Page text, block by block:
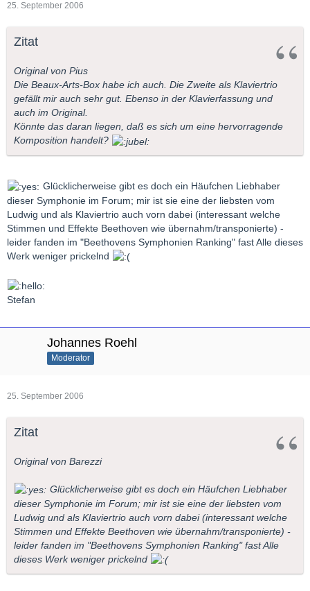
25. September 2006
Zitat
Original von Pius
Die Beaux-Arts-Box habe ich auch. Die Zweite als Klaviertrio
gefällt mir auch sehr gut. Ebenso in der Klavierfassung und
auch im Original.
Könnte das daran liegen, daß es sich um eine hervorragende
Komposition handelt?
Glücklicherweise gibt es doch ein Häufchen Liebhaber
dieser Symphonie im Forum; mir ist sie eine der liebsten vom
Ludwig und als Klaviertrio auch vorn dabei (interessant welche
Stimmen und Effekte Beethoven wie übernahm/transponierte) -
leider fanden im "Beethovens Symphonien Ranking" fast Alle dieses
Werk weniger prickelnd
Stefan
Johannes Roehl
Moderator
25. September 2006
Zitat
Original von Barezzi
Glücklicherweise gibt es doch ein Häufchen Liebhaber
dieser Symphonie im Forum; mir ist sie eine der liebsten vom
Ludwig und als Klaviertrio auch vorn dabei (interessant welche
Stimmen und Effekte Beethoven wie übernahm/transponierte) -
leider fanden im "Beethovens Symphonien Ranking" fast Alle
dieses Werk weniger prickelnd